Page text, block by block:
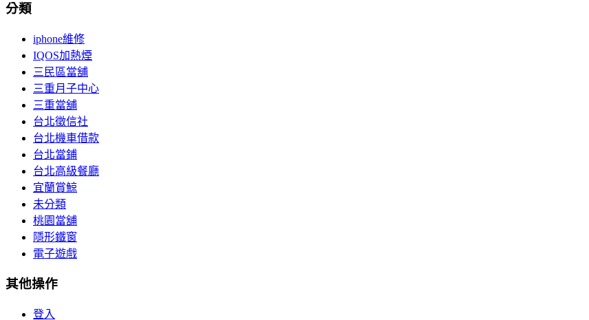
分類
iphone維修
IQOS加熱煙
三民區當舖
三重月子中心
三重當舖
台北徵信社
台北機車借款
台北當鋪
台北高級餐廳
宜蘭賞鯨
未分類
桃園當舖
隱形鐵窗
電子遊戲
其他操作
登入